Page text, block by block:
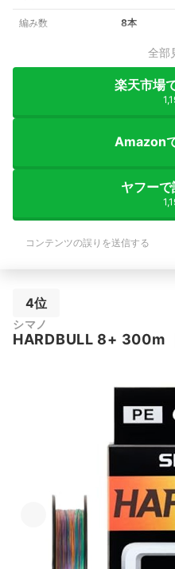
編み数 8本
全部
楽天市場
Amazon
ヤフー
コンテンツの誤りを送信する
4位
シマノ
HARDBULL 8+ 300m